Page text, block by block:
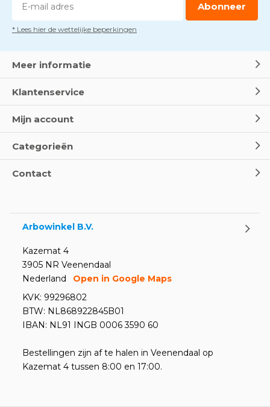
Abonneer
* Lees hier de wettelijke beperkingen
Meer informatie
Klantenservice
Mijn account
Categorieën
Contact
Arbowinkel B.V.
Kazemat 4
3905 NR Veenendaal
Nederland
Open in Google Maps
KVK: 99296802
BTW: NL868922845B01
IBAN: NL91 INGB 0006 3590 60
Bestellingen zijn af te halen in Veenendaal op
Kazemat 4 tussen 8:00 en 17:00.